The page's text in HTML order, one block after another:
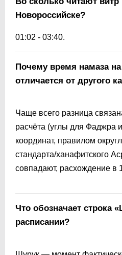
Новороссийске?
01:02 - 03:40.
Почему время намаза на
отличается от другого
Чаще всего разница
расчёта (углы для Фаджра
координат, правилом
стандарта/ханафитского
совпадают, расхождение в
Что обозначает строка
расписании?